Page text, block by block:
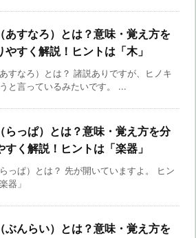
あすなろ）とは？意味・覚え方を
やすく解説！ヒントは「木」
すなろ）とは？ 諸説ありですが、ヒノキ
と言っているみたいです。 ...
らっぱ）とは？意味・覚え方を分
すく解説！ヒントは「楽器」
っぱ）とは？ 先が開いていますよ。 ヒン
器」
ぶんらい）とは？意味・覚え方を